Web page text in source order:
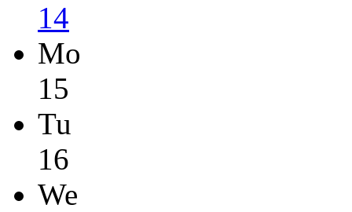
14
Mo
15
Tu
16
We